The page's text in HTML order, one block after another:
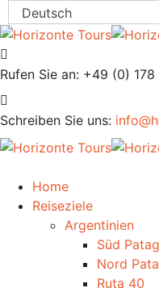
Deutsch
Rufen Sie an: +49 (0)
Schreiben Sie uns:
Home
Reiseziele
Argentinien
Süd
Nord
Ruta 40